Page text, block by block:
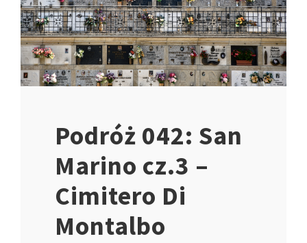
Podróż 042: San
Marino cz.3 –
Cimitero Di
Montalbo